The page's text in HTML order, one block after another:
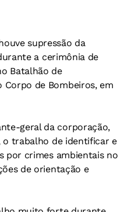
supressão da
a cerimônia de
Batalhão de
Corpo de Bombeiros, em
geral da corporação,
o trabalho de identificar e
por crimes ambientais no
de orientação e